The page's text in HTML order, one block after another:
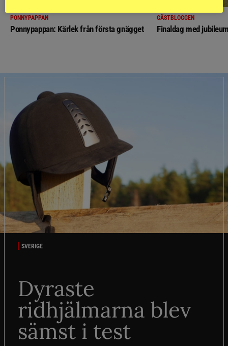
PONNYPAPPAN
Ponnypappan: Kärlek från första gnägget
GÄSTBLOGGEN
Finaldag med
SVERIGE
Dyraste
ridhjälmarna blev
sämst i test